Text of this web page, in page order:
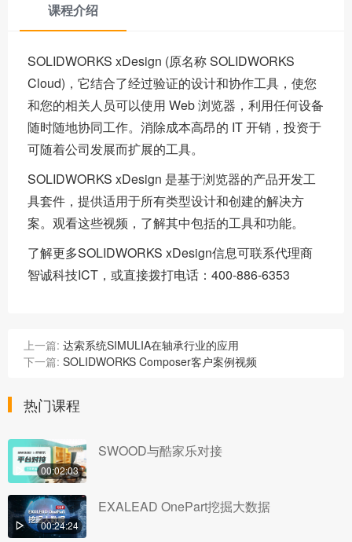
课程介绍
SOLIDWORKS xDesign (原名称 SOLIDWORKS
Cloud)，它结合了经过验证的设计和协作工具，使您
和您的相关人员可以使用 Web 浏览器，利用任何设备
随时随地协同工作。消除成本高昂的 IT 开销，投资于
可随着公司发展而扩展的工具。
SOLIDWORKS xDesign 是基于浏览器的产品开发工
具套件，提供适用于所有类型设计和创建的解决方
案。观看这些视频，了解其中包括的工具和功能。
了解更多SOLIDWORKS xDesign信息可联系代理商
智诚科技ICT，或直接拨打电话：400-886-6353
上一篇: 达索系统SIMULIA在轴承行业的应用
下一篇: SOLIDWORKS Composer客户案例视频
热门课程
00:02:03
SWOOD与酷家乐对接
00:24:24
EXALEAD OnePart挖掘大数据